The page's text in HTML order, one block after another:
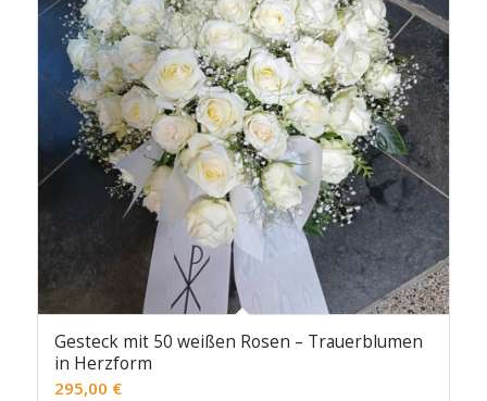
Gesteck mit 50 weißen Rosen – Trauerblumen
in Herzform
295,00 €